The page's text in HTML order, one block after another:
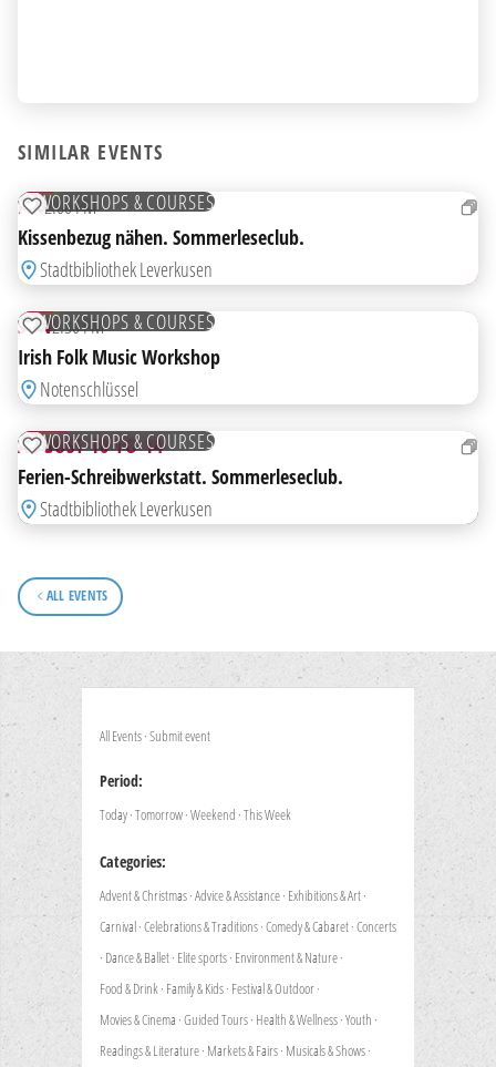
SIMILAR EVENTS
28
WORKSHOPS & COURSES
ADD TO WATCHLIST
FRI2:00 PM
Kissenbezug nähen. Sommerleseclub.
Stadtbibliothek Leverkusen
09
WORKSHOPS & COURSES
ADD TO WATCHLIST
SUN2:30 PM
Irish Folk Music Workshop
Notenschlüssel
FROM
10
WORKSHOPS & COURSES
ADD TO WATCHLIST
AUGUST 10 TO 14
Ferien-Schreibwerkstatt. Sommerleseclub.
Stadtbibliothek Leverkusen
ALL EVENTS
All Events·Submit event
Period:
Today·Tomorrow·Weekend ·This Week
Categories:
Advent & Christmas·Advice & Assistance· Exhibitions & Art·
Carnival·Celebrations & Traditions·Comedy & Cabaret·Concerts
· Dance & Ballet· Elite sports· Environment & Nature·
Food & Drink· Family & Kids· Festival & Outdoor·
Movies & Cinema ·Guided Tours· Health & Wellness·Youth ·
Readings & Literature· Markets & Fairs· Musicals & Shows·